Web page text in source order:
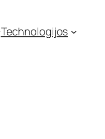
Technologijos